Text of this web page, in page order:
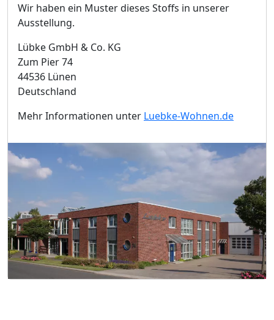
Wir haben ein Muster dieses Stoffs in unserer
Ausstellung.
Lübke GmbH & Co. KG
Zum Pier 74
44536 Lünen
Deutschland
Mehr Informationen unter Luebke-Wohnen.de